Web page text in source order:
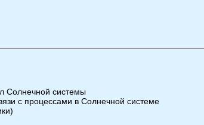
Солнечной системы
с процессами в Солнечной системе